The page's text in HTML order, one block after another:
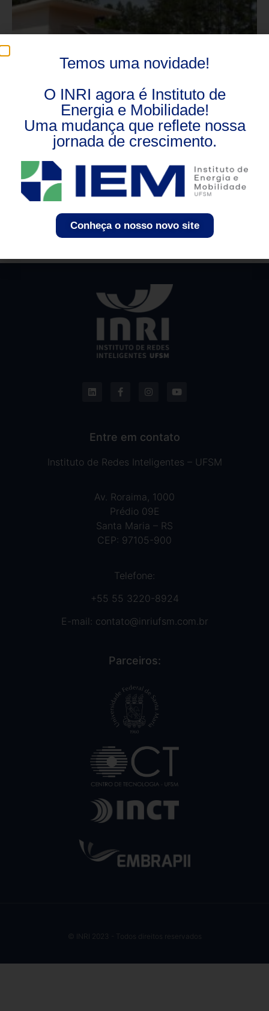
Laboratórios
Entre em contato
Instituto de Redes Inteligentes – UFSM
Av. Roraima, 1000
Prédio 09E
Santa Maria – RS
CEP: 97105-900
Telefone:
+55 55 3220-8924
E-mail: contato@inriufsm.com.br
Parceiros:
© INRI 2023 - Todos direitos reservados
Temos uma novidade!
O INRI agora é Instituto de
Energia e Mobilidade!
Uma mudança que reflete nossa
jornada de crescimento.
Conheça o nosso novo site